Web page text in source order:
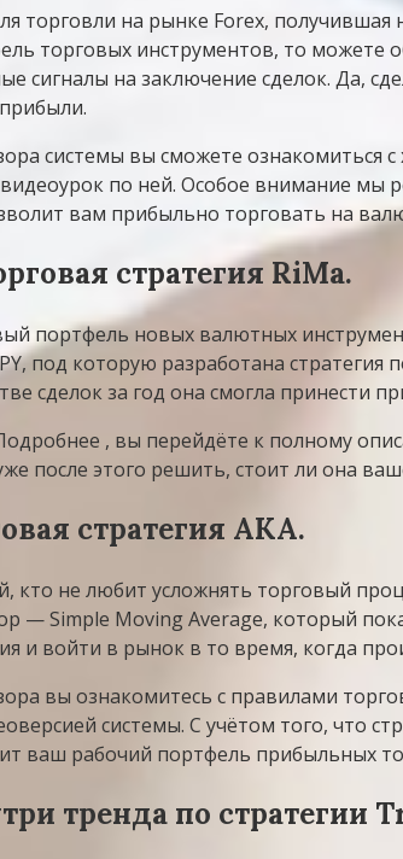
торговли на рынке Forex,
торговых инструментов, то можете
сигналы на заключение сделок. Да,
системы вы сможете ознакомиться
по ней. Особое внимание мы
вам прибыльно торговать на
стратегия RiMa.
портфель новых валютных
под которую разработана
сделок за год она смогла принести
, вы перейдёте к полному
после этого решить, стоит ли она
стратегия АКА.
кто не любит усложнять торговый
— Simple Moving Average, который
и войти в рынок в то время, когда
вы ознакомитесь с правилами
системы. С учётом того, что
ваш рабочий портфель прибыльных
тренда по стратегии